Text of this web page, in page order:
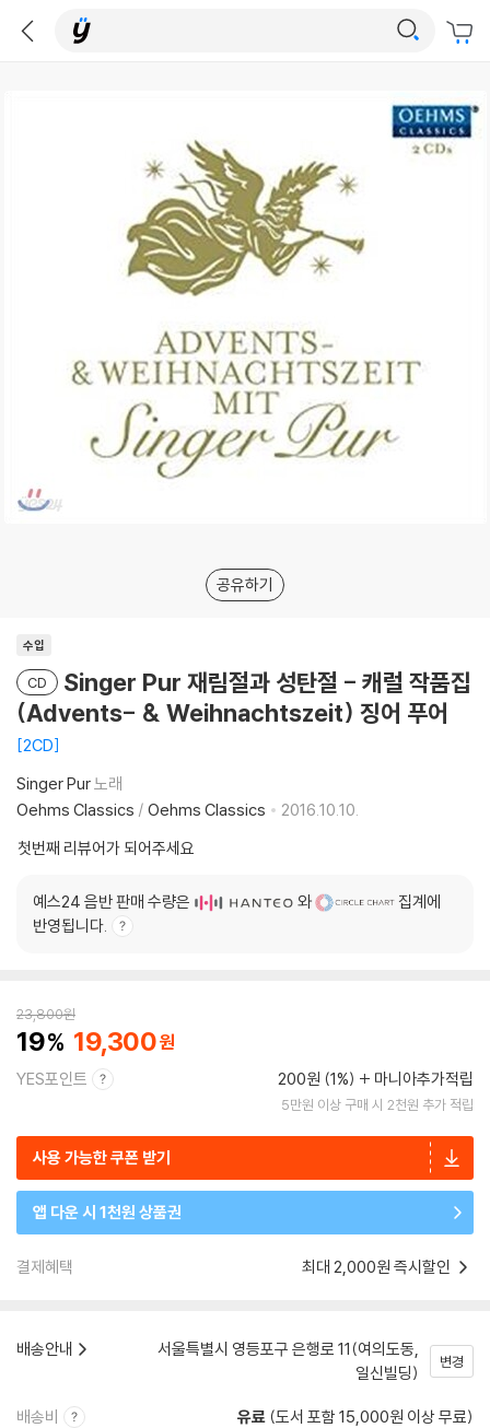
공유하기
수입
CD
Singer Pur 재림절과 성탄절 - 캐럴 작품집
(Advents- & Weihnachtszeit) 징어 푸어
2CD
Singer Pur노래
Oehms Classics / Oehms Classics
2016.10.10.
첫번째 리뷰어가 되어주세요
예스24 음반 판매 수량은 와
집계에
반영됩니다.
23,800원
19 19,300
YES포인트 200원 (1%) 마니아추가적립
5만원 이상 구매 시 2천원 추가 적립
사용 가능한 쿠폰 받기
앱 다운 시 1천원 상품권
결제혜택 최대 2,000원 즉시할인
배송안내
서울특별시 영등포구 은행로 11(여의도동,
일신빌딩)
변경
배송비 유료 (도서 포함 15,000원 이상 무료)